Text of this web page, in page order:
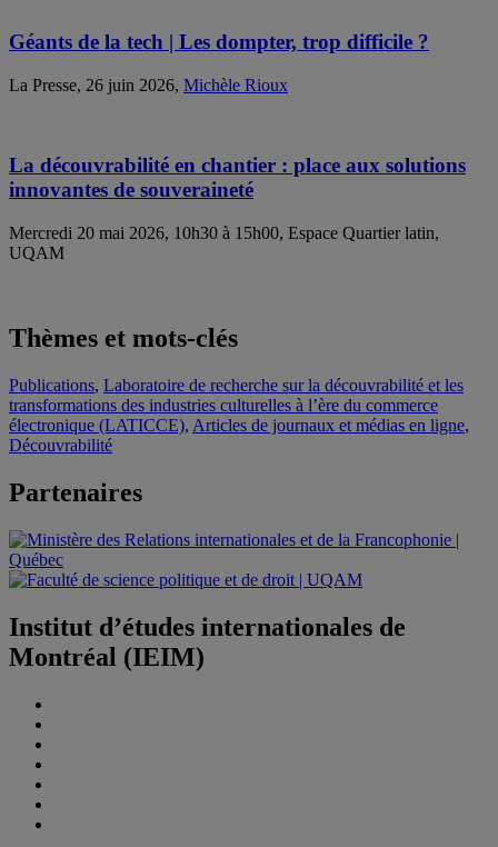
Géants de la tech | Les dompter, trop difficile ?
La Presse, 26 juin 2026, Michèle Rioux
La découvrabilité en chantier : place aux solutions
innovantes de souveraineté
Mercredi 20 mai 2026, 10h30 à 15h00, Espace Quartier latin,
UQAM
Thèmes et mots-clés
Publications, Laboratoire de recherche sur la découvrabilité et les
transformations des industries culturelles à l’ère du commerce
électronique (LATICCE), Articles de journaux et médias en ligne,
Découvrabilité
Partenaires
Institut d’études internationales de
Montréal (IEIM)